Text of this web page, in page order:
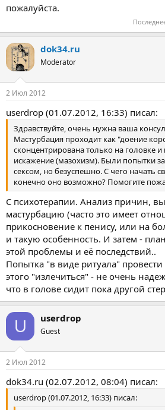
пожалуйста.
dok34.ru
Moderator
2 Июл 2012
userdrop (01.07.2012, 16:33) писал:
Здравствуйте, очень нужна ваша
Мастурбация проходит как "доение
сконцентрирована только на головке
искажение (мазохизм). Были попытки
сексом, но безуспешно. С чего начать
конечно оно возможно? Помогите
С психотерапии. Анализ причин,
мастурбацию (часто это имеет
прикосновение к пенису, или на
и такую особенность. И затем -
этой проблемы и её последствий..
Попытка "в виде ритуала"
этого "излечиться" - не очень
что в голове сидит пока другой
U userdrop
Guest
2 Июл 2012
dok34.ru (02.07.2012, 08:04) писал:
userdrop (01.07.2012, 16:33) писал: